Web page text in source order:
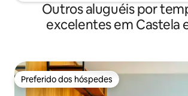
Outros aluguéis por
excelentes em Castela
Preferido dos hóspedes
Preferido dos hóspedes